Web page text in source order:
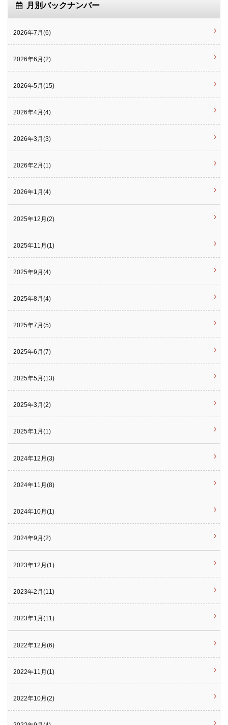
月別バックナンバー
2026年7月(6)
2026年6月(2)
2026年5月(15)
2026年4月(4)
2026年3月(3)
2026年2月(1)
2026年1月(4)
2025年12月(2)
2025年11月(1)
2025年9月(4)
2025年8月(4)
2025年7月(5)
2025年6月(7)
2025年5月(13)
2025年3月(2)
2025年1月(1)
2024年12月(3)
2024年11月(8)
2024年10月(1)
2024年9月(2)
2023年12月(1)
2023年2月(11)
2023年1月(11)
2022年12月(6)
2022年11月(1)
2022年10月(2)